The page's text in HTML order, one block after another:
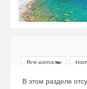
Все награды
В этом разделе